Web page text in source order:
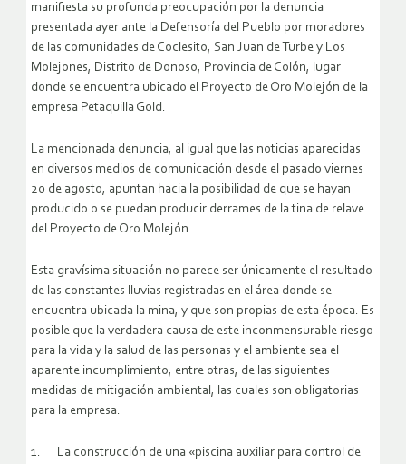
manifiesta su profunda preocupación por la denuncia
presentada ayer ante la Defensoría del Pueblo por moradores
de las comunidades de Coclesito, San Juan de Turbe y Los
Molejones, Distrito de Donoso, Provincia de Colón, lugar
donde se encuentra ubicado el Proyecto de Oro Molejón de la
empresa Petaquilla Gold.
La mencionada denuncia, al igual que las noticias aparecidas
en diversos medios de comunicación desde el pasado viernes
20 de agosto, apuntan hacia la posibilidad de que se hayan
producido o se puedan producir derrames de la tina de relave
del Proyecto de Oro Molejón.
Esta gravísima situación no parece ser únicamente el resultado
de las constantes lluvias registradas en el área donde se
encuentra ubicada la mina, y que son propias de esta época. Es
posible que la verdadera causa de este inconmensurable riesgo
para la vida y la salud de las personas y el ambiente sea el
aparente incumplimiento, entre otras, de las siguientes
medidas de mitigación ambiental, las cuales son obligatorias
para la empresa:
1. La construcción de una «piscina auxiliar para control de